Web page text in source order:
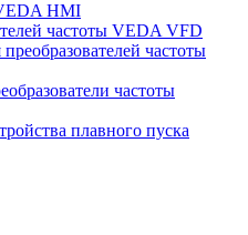
HMI
частоты VEDA VFD
частоты
частоты
плавного пуска